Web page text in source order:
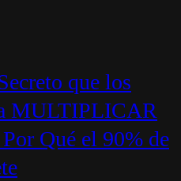
que los
MULTIPLICAR
Qué el 90% de